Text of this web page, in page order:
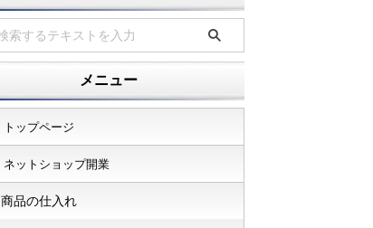
メニュー
トップページ
ネットショップ開業
商品の仕入れ